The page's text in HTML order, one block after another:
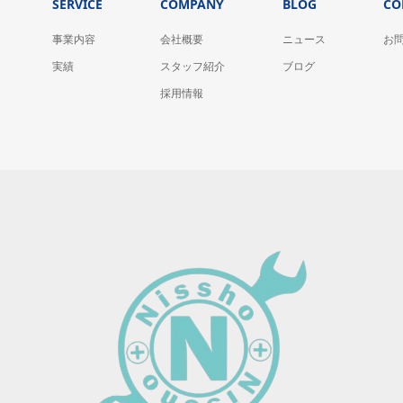
SERVICE
事業内容
実績
COMPANY
会社概要
スタッフ紹介
採用情報
BLOG
ニュース
ブログ
お